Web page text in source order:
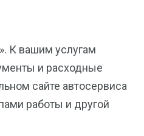
К вашим услугам
и расходные
сайте автосервиса
работы и другой